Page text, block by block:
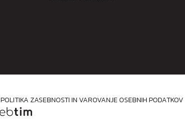
POLITIKA ZASEBNOSTI IN VAROVANJE OSEBNIH PODATKOV